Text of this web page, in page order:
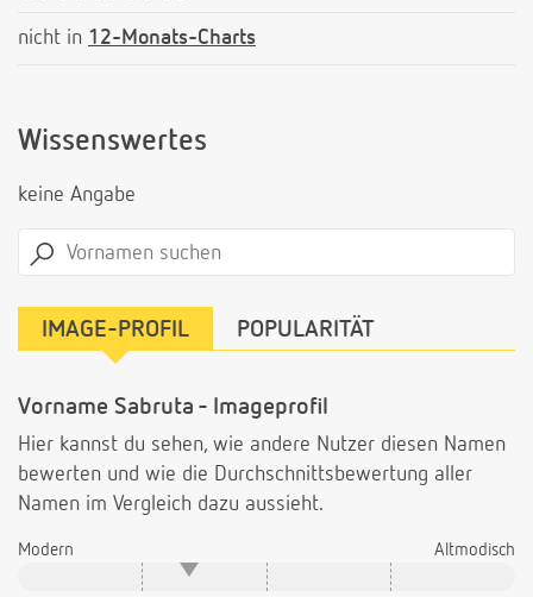
nicht in 12-Monats-Charts
Wissenswertes
keine Angabe
IMAGE-PROFIL POPULARITÄT
Vorname Sabruta - Imageprofil
Hier kannst du sehen, wie andere Nutzer diesen Namen
bewerten und wie die Durchschnittsbewertung aller
Namen im Vergleich dazu aussieht.
Modern Altmodisch